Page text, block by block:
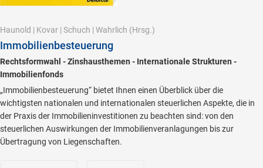
Haunold | Kovar | Schuch | Wahrlich (Hrsg.)
Immobilienbesteuerung
Rechtsformwahl - Zinshausthemen - Internationale Strukturen -
Immobilienfonds
„Immobilienbesteuerung“ bietet Ihnen einen Überblick über die
wichtigsten nationalen und internationalen steuerlichen Aspekte, die in
der Praxis der Immobilieninvestitionen zu beachten sind: von den
steuerlichen Auswirkungen der Immobilienveranlagungen bis zur
Übertragung von Liegenschaften.